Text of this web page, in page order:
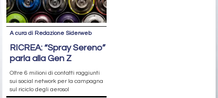
A cura di Redazione Siderweb
RICREA: “Spray Sereno”
parla alla Gen Z
Oltre 6 milioni di contatti raggiunti
sui social network per la campagna
sul riciclo degli aerosol